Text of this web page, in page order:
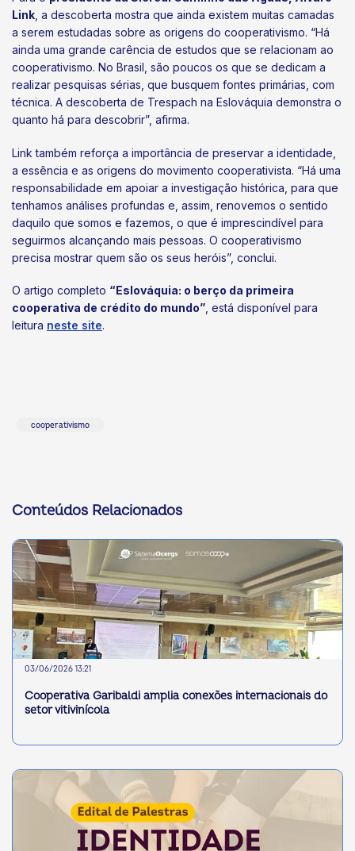
Link , a descoberta mostra que ainda existem muitas camadas
a serem estudadas sobre as origens do cooperativismo. “Há
ainda uma grande carência de estudos que se relacionam ao
cooperativismo. No Brasil, são poucos os que se dedicam a
realizar pesquisas sérias, que busquem fontes primárias, com
técnica. A descoberta de Trespach na Eslováquia demonstra o
quanto há para descobrir”, afirma.
Link também reforça a importância de preservar a identidade,
a essência e as origens do movimento cooperativista. “Há uma
responsabilidade em apoiar a investigação histórica, para que
tenhamos análises profundas e, assim, renovemos o sentido
daquilo que somos e fazemos, o que é imprescindível para
seguirmos alcançando mais pessoas. O cooperativismo
precisa mostrar quem são os seus heróis”, conclui.
O artigo completo “Eslováquia: o berço da primeira
cooperativa de crédito do mundo” , está disponível para
leitura neste site.
cooperativismo
Conteúdos Relacionados
03/06/2026 13:21
Cooperativa Garibaldi amplia conexões internacionais do
setor vitivinícola